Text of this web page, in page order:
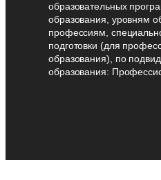
образовательных
образования, уровням
профессиям,
подготовки (для
образования), по
образования: